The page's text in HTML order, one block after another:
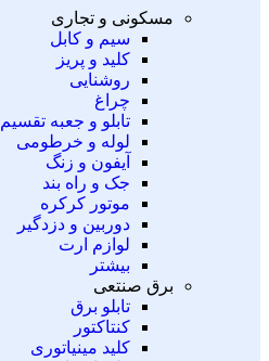
مسکونی و تجاری
سیم و کابل
کلید و پریز
روشنایی
چراغ
تابلو و جعبه تقسیم
لوله و خرطومی
آیفون و زنگ
جک و راه بند
موتور کرکره
دوربین و دزدگیر
لوازم ارت
بیشتر
برق صنتعی
تابلو برق
کنتاکتور
کلید مینیاتوری